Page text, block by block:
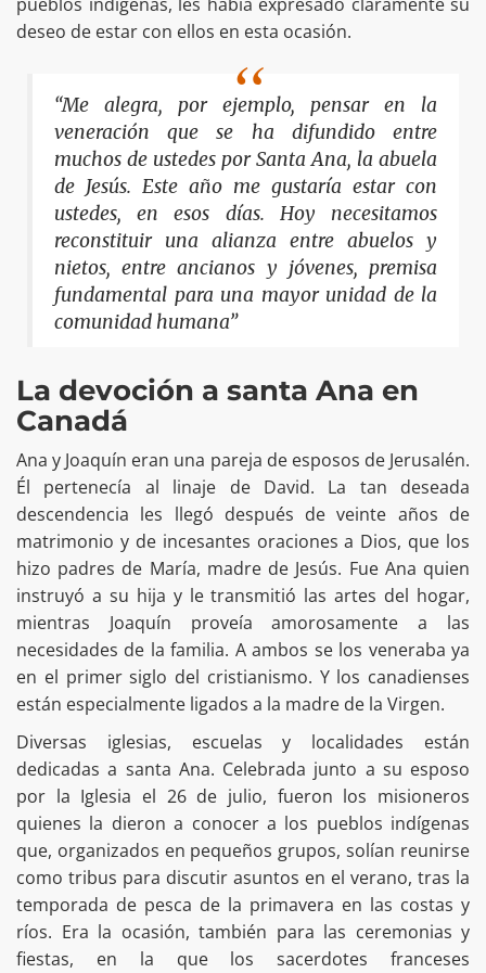
deseo de estar con ellos en esta ocasión.
“Me alegra, por ejemplo, pensar en la
veneración que se ha difundido entre
muchos de ustedes por Santa Ana, la abuela
de Jesús. Este año me gustaría estar con
ustedes, en esos días. Hoy necesitamos
reconstituir una alianza entre abuelos y
nietos, entre ancianos y jóvenes, premisa
fundamental para una mayor unidad de la
comunidad humana”
La devoción a santa Ana en
Canadá
Ana y Joaquín eran una pareja de esposos de Jerusalén.
Él pertenecía al linaje de David. La tan deseada
descendencia les llegó después de veinte años de
matrimonio y de incesantes oraciones a Dios, que los
hizo padres de María, madre de Jesús. Fue Ana quien
instruyó a su hija y le transmitió las artes del hogar,
mientras Joaquín proveía amorosamente a las
necesidades de la familia. A ambos se los veneraba ya
en el primer siglo del cristianismo. Y los canadienses
están especialmente ligados a la madre de la Virgen.
Diversas iglesias, escuelas y localidades están
dedicadas a santa Ana. Celebrada junto a su esposo
por la Iglesia el 26 de julio, fueron los misioneros
quienes la dieron a conocer a los pueblos indígenas
que, organizados en pequeños grupos, solían reunirse
como tribus para discutir asuntos en el verano, tras la
temporada de pesca de la primavera en las costas y
ríos. Era la ocasión, también para las ceremonias y
fiestas, en la que los sacerdotes franceses